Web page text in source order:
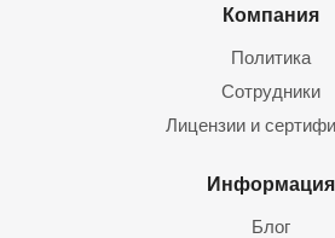
Компания
Политика
Сотрудники
Лицензии и
Информация
Блог